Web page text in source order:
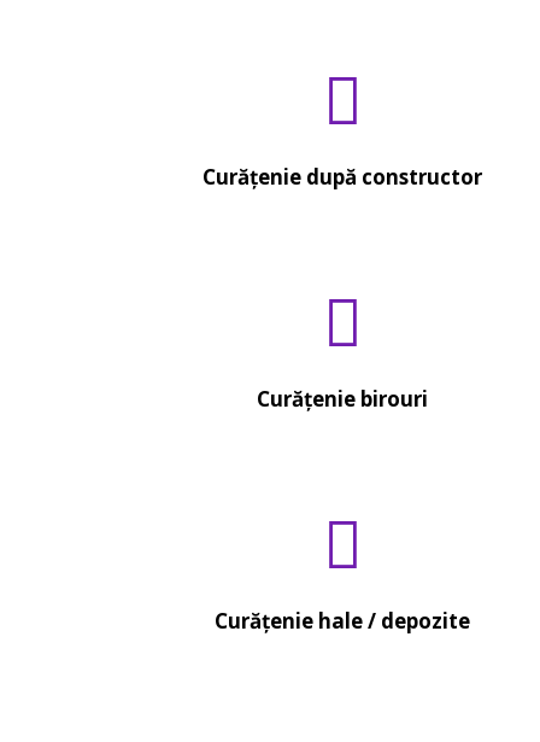
Curățenie după constructor
Curățenie birouri
Curățenie hale / depozite